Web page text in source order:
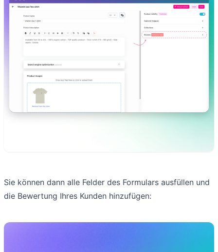
Sie können dann alle Felder des Formulars ausfüllen und
die Bewertung Ihres Kunden hinzufügen: